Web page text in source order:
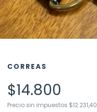
CORREAS
$14.800
Precio sin impuestos $12.231,40